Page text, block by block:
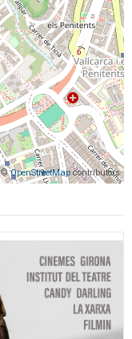
©OpenStreetMapcontributors